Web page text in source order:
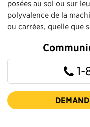
posées au sol ou sur
polyvalence de la
ou carrées, quelle que
1-